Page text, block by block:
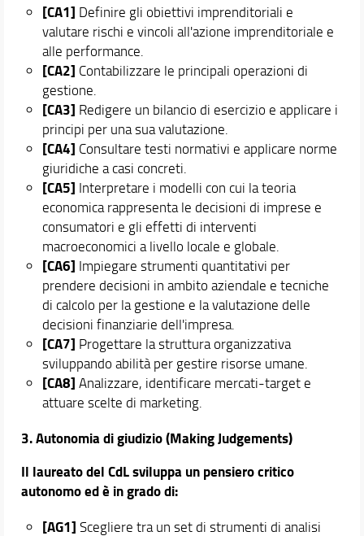
[CA1] Definire gli obiettivi imprenditoriali e
valutare rischi e vincoli all'azione imprenditoriale e
alle performance.
[CA2] Contabilizzare le principali operazioni di
gestione.
[CA3] Redigere un bilancio di esercizio e applicare i
principi per una sua valutazione.
[CA4] Consultare testi normativi e applicare norme
giuridiche a casi concreti.
[CA5] Interpretare i modelli con cui la teoria
economica rappresenta le decisioni di imprese e
consumatori e gli effetti di interventi
macroeconomici a livello locale e globale.
[CA6] Impiegare strumenti quantitativi per
prendere decisioni in ambito aziendale e tecniche
di calcolo per la gestione e la valutazione delle
decisioni finanziarie dell'impresa.
[CA7] Progettare la struttura organizzativa
sviluppando abilità per gestire risorse umane.
[CA8] Analizzare, identificare mercati-target e
attuare scelte di marketing.
3. Autonomia di giudizio (Making Judgements)
Il laureato del CdL sviluppa un pensiero critico
autonomo ed è in grado di:
[AG1] Scegliere tra un set di strumenti di analisi